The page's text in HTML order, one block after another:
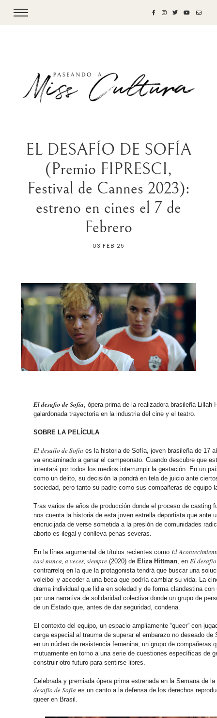
EL DESAFÍO DE SOFÍA
(Premio FIPRESCI,
Festival de Cannes 2023):
estreno en cines el 7 de
Febrero
03 FEB 25
El desafío de Sofía, ópera prima de la realizadora brasileña Lillah
galardonada trayectoria en la industria del cine y el teatro.
SOBRE LA PELÍCULA
El desafío de Sofía es la historia de Sofía, joven brasileña de 17
va encaminado a ganar el campeonato. Cuando descubre que
intentará por todos los medios interrumpir la gestación. En un
como un delito, su decisión la pondrá en tela de juicio ante
sociedad, pero tanto su padre como sus compañeras de equipo
Tras varios de años de producción donde el proceso de casting
nos cuenta la historia de esta joven estrella deportista que ante
encrucijada de verse sometida a la presión de comunidades
aborto es ilegal y conlleva penas severas.
En la línea argumental de títulos recientes como El
casi nunca, a veces, siempre(2020) de Eliza Hittman, en El
contrarreloj en la que la protagonista tendrá que buscar una
voleibol y acceder a una beca que podría cambiar su vida. La
drama individual que lidia en soledad y de forma clandestina
por una narrativa de solidaridad colectiva donde un grupo de
de un Estado que, antes de dar seguridad, condena.
El contexto del equipo, un espacio ampliamente “queer” con
carga especial al trauma de superar el embarazo no deseado
en un núcleo de resistencia femenina, un grupo de compañeras
mutuamente en torno a una serie de cuestiones específicas de
construir otro futuro para sentirse libres.
Celebrada y premiada ópera prima estrenada en la Semana de
desafío de Sofía es un canto a la defensa de los derechos
queer en Brasil.